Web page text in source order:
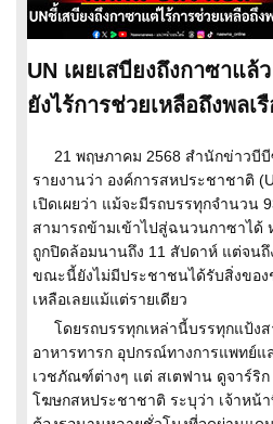
UN เผยเสบียงถึงกาซาแล้
ยังไร้การช่วยเหลือถึงพลเ
21 พฤษภาคม 2568 สำนักข่าวบี
รายงานว่า องค์การสหประชาชาติ
เปิดเผยว่า แม้จะมีรถบรรทุกจำนวน
สามารถข้ามเข้าไปสู่ฉนวนกาซาได้
ถูกปิดล้อมนานถึง 11 สัปดาห์ แต่จนถึ
ขณะนี้ยังไม่มีประชาชนได้รับสิ่งของ
เหลือเลยแม้แต่รายเดียว
โดยรถบรรทุกเหล่านี้บรรทุกแป้งส
อาหารทารก อุปกรณ์ทางการแพทย์แ
เวชภัณฑ์ต่างๆ แต่ สเตฟาน ดูจาร์ริก
โฆษกสหประชาชาติ ระบุว่า เจ้าหน้า